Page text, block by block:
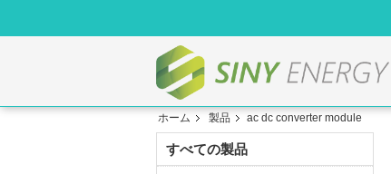
ホーム 製品 ac dc converter module
すべての製品